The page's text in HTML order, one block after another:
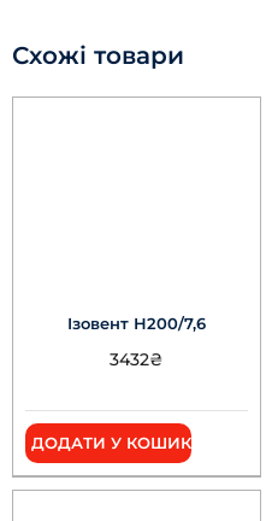
Схожі товари
Ізовент Н200/7,6
3432₴
ДОДАТИ У КОШИК